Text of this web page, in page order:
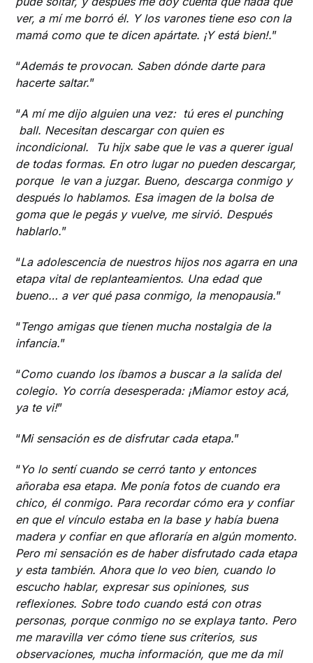
ver, a mí me borró él. Y los varones tiene eso con la
mamá como que te dicen apártate. ¡Y está bien!.”
“Además te provocan. Saben dónde darte para
hacerte saltar.”
“A mí me dijo alguien una vez: tú eres el punching
ball. Necesitan descargar con quien es
incondicional. Tu hijx sabe que le vas a querer igual
de todas formas. En otro lugar no pueden descargar,
porque le van a juzgar. Bueno, descarga conmigo y
después lo hablamos. Esa imagen de la bolsa de
goma que le pegás y vuelve, me sirvió. Después
hablarlo.”
“La adolescencia de nuestros hijos nos agarra en una
etapa vital de replanteamientos. Una edad que
bueno… a ver qué pasa conmigo, la menopausia.”
“Tengo amigas que tienen mucha nostalgia de la
infancia.”
“Como cuando los íbamos a buscar a la salida del
colegio. Yo corría desesperada: ¡Miamor estoy acá,
ya te vi!”
“Mi sensación es de disfrutar cada etapa.”
“Yo lo sentí cuando se cerró tanto y entonces
añoraba esa etapa. Me ponía fotos de cuando era
chico, él conmigo. Para recordar cómo era y confiar
en que el vínculo estaba en la base y había buena
madera y confiar en que afloraría en algún momento.
Pero mi sensación es de haber disfrutado cada etapa
y esta también. Ahora que lo veo bien, cuando lo
escucho hablar, expresar sus opiniones, sus
reflexiones. Sobre todo cuando está con otras
personas, porque conmigo no se explaya tanto. Pero
me maravilla ver cómo tiene sus criterios, sus
observaciones, mucha información, que me da mil